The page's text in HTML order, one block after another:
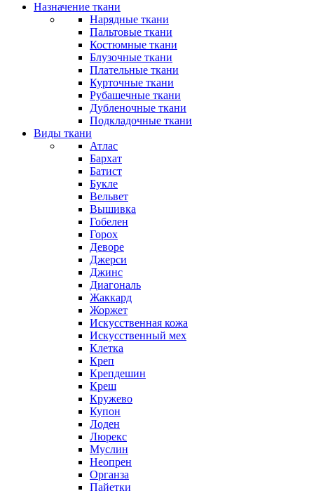
Назначение ткани
Нарядные ткани
Пальтовые ткани
Костюмные ткани
Блузочные ткани
Плательные ткани
Курточные ткани
Рубашечные ткани
Дубленочные ткани
Подкладочные ткани
Виды ткани
Атлас
Бархат
Батист
Букле
Вельвет
Вышивка
Гобелен
Горох
Деворе
Джерси
Джинс
Диагональ
Жаккард
Жоржет
Искусственная кожа
Искусственный мех
Клетка
Креп
Крепдешин
Креш
Кружево
Купон
Лоден
Люрекс
Муслин
Неопрен
Органза
Пайетки